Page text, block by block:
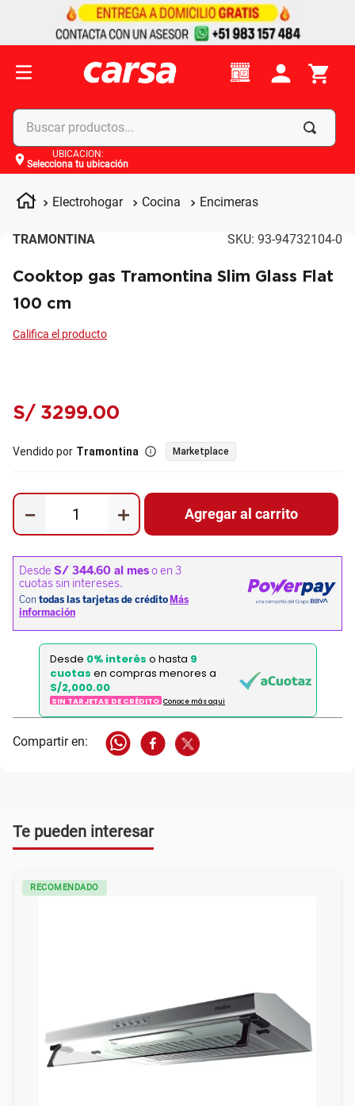
Buscar productos...
UBICACIÓN:
Selecciona tu ubicación
Electrohogar Cocina Encimeras
TRAMONTINA SKU: 93-94732104-0
Cooktop gas Tramontina Slim Glass Flat
100 cm
S/ 3299.00
Vendido por Tramontina Marketplace
＋
－ Agregar al carrito
Desde 0% interés o hasta 9
cuotas en compras menores a
S/2,000.00
SIN TARJETAS DE CRÉDITO Conoce más aqui
Te pueden interesar
RECOMENDADO
Términos más buscados
celulares
4. apple